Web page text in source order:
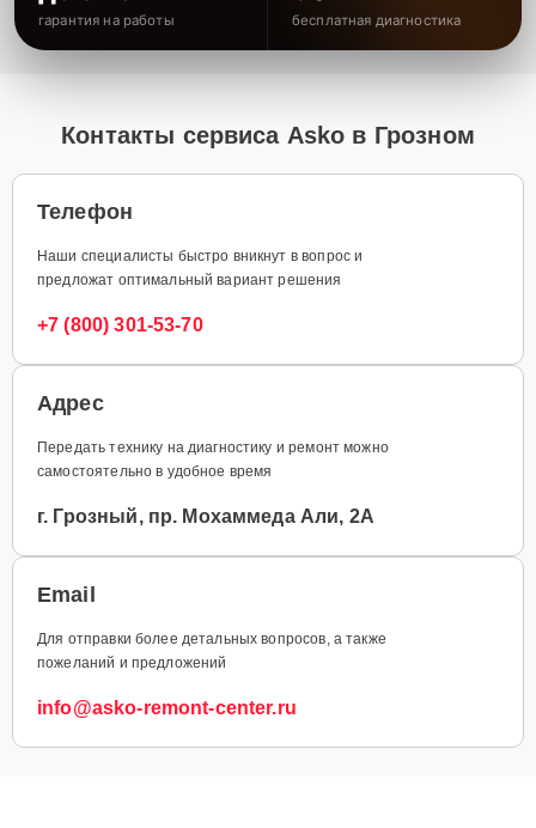
гарантия на работы бесплатная диагностика
Контакты сервиса Asko в Грозном
Телефон
Наши специалисты быстро вникнут в вопрос и
предложат оптимальный вариант решения
+7 (800) 301-53-70
Адрес
Передать технику на диагностику и ремонт можно
самостоятельно в удобное время
г. Грозный, пр. Мохаммеда Али, 2А
Email
Для отправки более детальных вопросов, а также
пожеланий и предложений
info@asko-remont-center.ru